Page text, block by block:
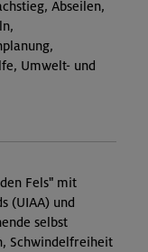
Abseilen,
Umwelt- und
Fels" mit
(UIAA) und
selbst
Schwindelfreiheit